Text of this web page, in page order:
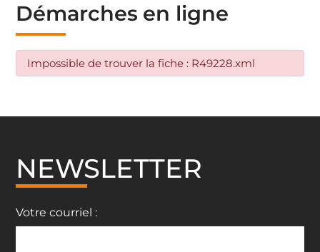
Démarches en ligne
Impossible de trouver la fiche : R49228.xml
NEWSLETTER
Votre courriel :